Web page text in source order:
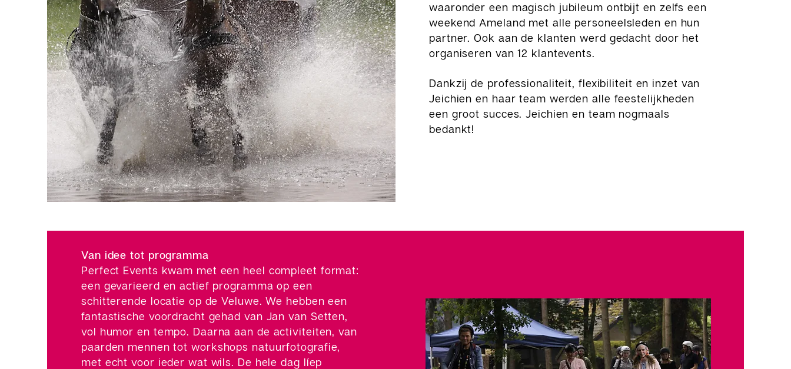
waaronder een magisch jubileum ontbijt en zelfs een
weekend Ameland met alle personeelsleden en hun
partner. Ook aan de klanten werd gedacht door het
organiseren van 12 klantevents.
Dankzij de professionaliteit, flexibiliteit en inzet van
Jeichien en haar team werden alle feestelijkheden
een groot succes. Jeichien en team nogmaals
bedankt!
Van idee tot programma
Perfect Events kwam met een heel compleet format:
een gevarieerd en actief programma op een
schitterende locatie op de Veluwe. We hebben een
fantastische voordracht gehad van Jan van Setten,
vol humor en tempo. Daarna aan de activiteiten, van
paarden mennen tot workshops natuurfotografie,
met echt voor ieder wat wils. De hele dag líep